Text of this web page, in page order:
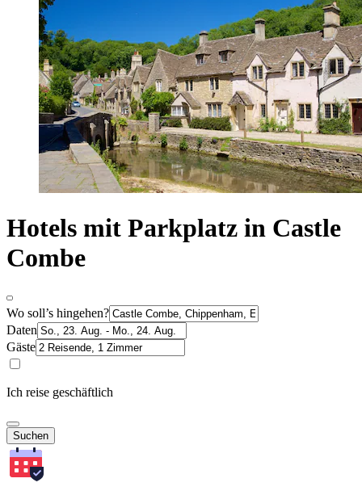
Hotels mit Parkplatz in Castle
Combe
Wo soll’s hingehen?
Daten
Gäste
Ich reise geschäftlich
Suchen